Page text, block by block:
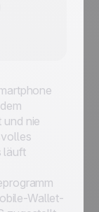
und nie
läuft
Wallet-